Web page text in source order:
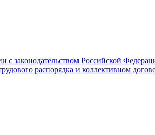
законодательством Российской
распорядка и коллективном